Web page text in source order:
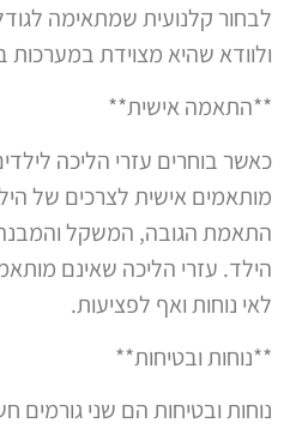
לבחור קלנועית שמתאימה
ולוודא שהיא מצוידת במערכות
**התאמה אישית**
כאשר בוחרים עזרי הליכה
מותאמים אישית לצרכים של
התאמת הגובה, המשקל והמבנה
הילד. עזרי הליכה שאינם
לאי נוחות ואף לפציעות.
**נוחות ובטיחות**
נוחות ובטיחות הם שני גורמים